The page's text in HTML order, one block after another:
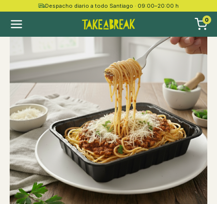
Despacho diario a todo Santiago · 09:00–20:00 h
0